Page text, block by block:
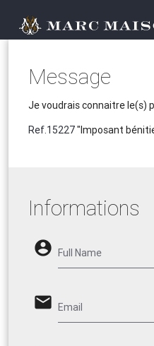
Message
Je voudrais connaitre le(s)
Ref.15227"Imposant
Informations
account_circle Full Name
email Email